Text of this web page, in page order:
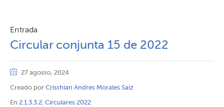
Entrada
Circular conjunta 15 de 2022
27 agosto, 2024
Creado por Cristhian Andres Morales Saiz
En 2.1.3.3.2. Circulares 2022